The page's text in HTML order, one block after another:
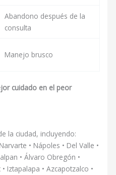
Abandono después de la
consulta
Manejo brusco
cuidado en el peor
la ciudad, incluyendo:
• Nápoles • Del Valle •
• Álvaro Obregón •
Iztapalapa • Azcapotzalco •